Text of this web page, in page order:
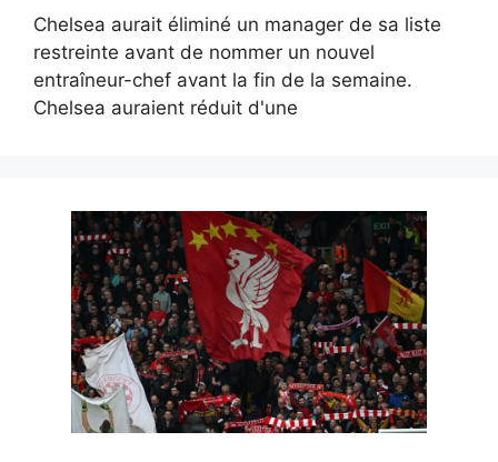
Chelsea aurait éliminé un manager de sa liste
restreinte avant de nommer un nouvel
entraîneur-chef avant la fin de la semaine.
Chelsea auraient réduit d'une